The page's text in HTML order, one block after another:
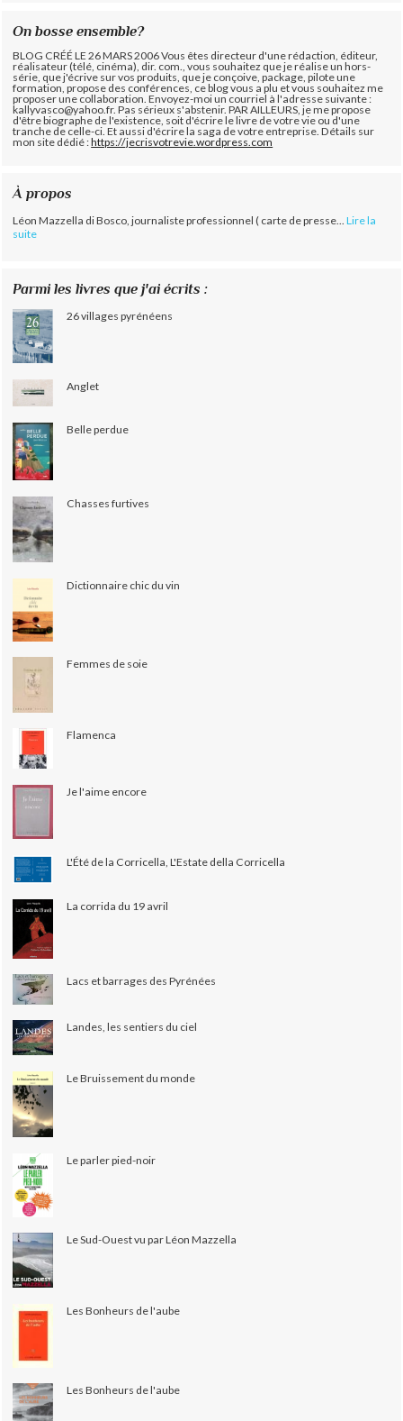
On bosse ensemble?
BLOG CRÉÉ LE 26 MARS 2006 Vous êtes directeur d'une rédaction, éditeur,
réalisateur (télé, cinéma), dir. com., vous souhaitez que je réalise un hors-
série, que j'écrive sur vos produits, que je conçoive, package, pilote une
formation, propose des conférences, ce blog vous a plu et vous souhaitez me
proposer une collaboration. Envoyez-moi un courriel à l'adresse suivante :
kallyvasco@yahoo.fr. Pas sérieux s'abstenir. PAR AILLEURS, je me propose
d'être biographe de l'existence, soit d'écrire le livre de votre vie ou d'une
tranche de celle-ci. Et aussi d'écrire la saga de votre entreprise. Détails sur
mon site dédié :https://jecrisvotrevie.wordpress.com
À propos
Léon Mazzella di Bosco, journaliste professionnel ( carte de presse... Lire la
suite
Parmi les livres que j'ai écrits :
26 villages pyrénéens
Anglet
Belle perdue
Chasses furtives
Dictionnaire chic du vin
Femmes de soie
Flamenca
Je l'aime encore
L'Été de la Corricella, L'Estate della Corricella
La corrida du 19 avril
Lacs et barrages des Pyrénées
Landes, les sentiers du ciel
Le Bruissement du monde
Le parler pied-noir
Le Sud-Ouest vu par Léon Mazzella
Les Bonheurs de l'aube
Les Bonheurs de l'aube